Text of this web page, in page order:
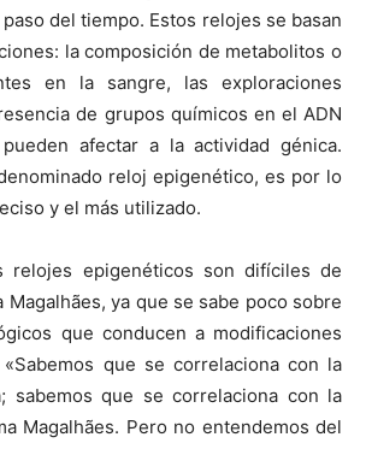
del tiempo. Estos relojes se basan
la composición de metabolitos o
en la sangre, las exploraciones
de grupos químicos en el ADN
afectar a la actividad génica.
reloj epigenético, es por lo
y el más utilizado.
relojes epigenéticos son difíciles de
Magalhães, ya que se sabe poco sobre
que conducen a modificaciones
que se correlaciona con la
sabemos que se correlaciona con la
Magalhães. Pero no entendemos del